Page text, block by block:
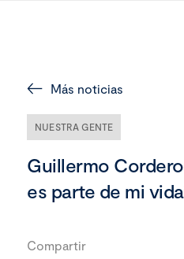
Más noticias
NUESTRA GENTE
Guillermo
es parte de mi
Compartir